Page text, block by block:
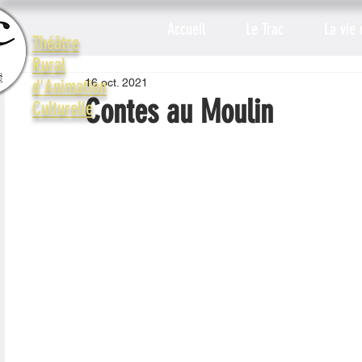
Contes au Moulin
16 oct. 2021
Théâtre
Rural
d'Animation
Culturelle